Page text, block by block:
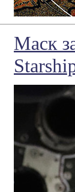
Маск